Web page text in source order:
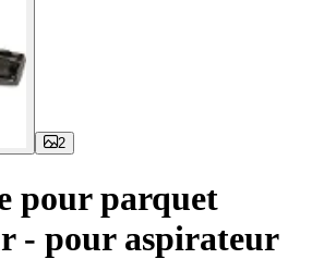
2
pour parquet
- pour aspirateur